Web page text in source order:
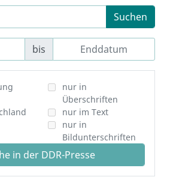
Suchen
bis
nur in
Überschriften
nur im Text
nur in
Bildunterschriften
in der DDR-Presse